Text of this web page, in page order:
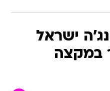
ישראל
במקצה